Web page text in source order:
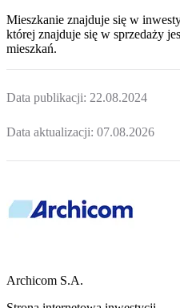
Mieszkanie znajduje się w
której znajduje się w sprzedaży
mieszkań.
Data publikacji: 22.08.2024
Data aktualizacji: 07.08.2026
Archicom S.A.